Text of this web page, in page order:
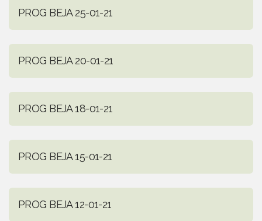
PROG BEJA 25-01-21
PROG BEJA 20-01-21
PROG BEJA 18-01-21
PROG BEJA 15-01-21
PROG BEJA 12-01-21